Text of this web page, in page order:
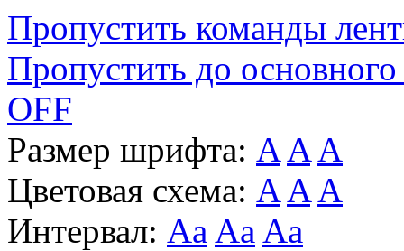
Пропустить команды
Пропустить до основного
OFF
Размер шрифта: A A A
Цветовая схема: A A A
Интервал: Aa Aa Aa